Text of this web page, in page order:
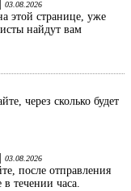
03.08.2026
этой странице, уже
найдут вам
через сколько будет
03.08.2026
после отправления
в течении часа.